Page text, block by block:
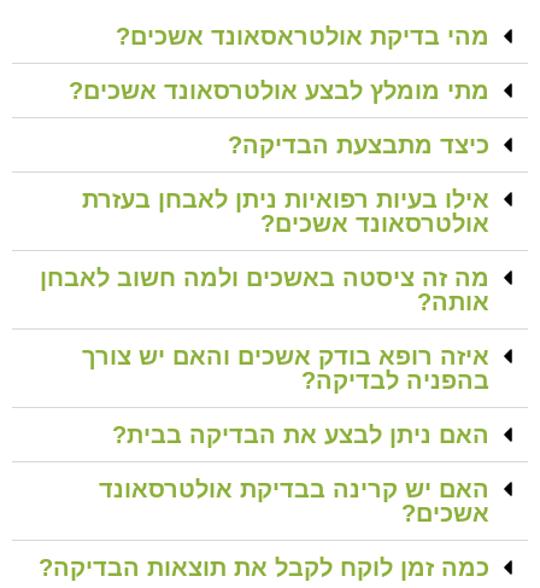
מהי בדיקת אולטראסאונד אשכים?
מתי מומלץ לבצע אולטרסאונד אשכים?
כיצד מתבצעת הבדיקה?
אילו בעיות רפואיות ניתן לאבחן בעזרת
אולטרסאונד אשכים?
מה זה ציסטה באשכים ולמה חשוב לאבחן
אותה?
איזה רופא בודק אשכים והאם יש צורך
בהפניה לבדיקה?
האם ניתן לבצע את הבדיקה בבית?
האם יש קרינה בבדיקת אולטרסאונד
אשכים?
כמה זמן לוקח לקבל את תוצאות הבדיקה?